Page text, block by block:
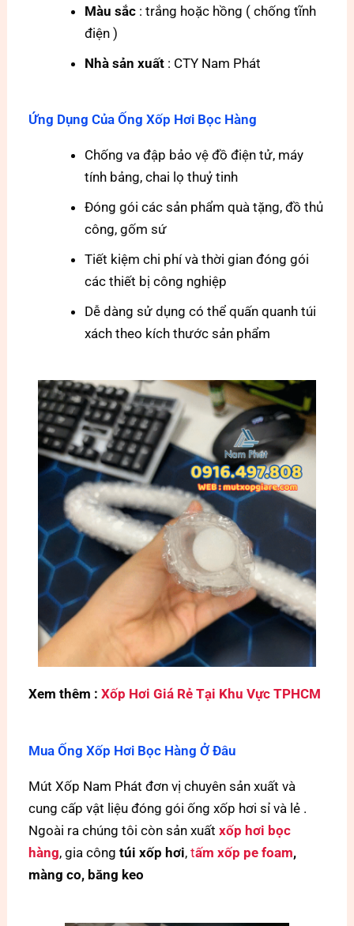
Màu sắc : trắng hoặc hồng ( chống tĩnh
điện )
Nhà sản xuất : CTY Nam Phát
Ứng Dụng Của Ống Xốp Hơi Bọc Hàng
Chống va đập bảo vệ đồ điện tử, máy
tính bảng, chai lọ thuỷ tinh
Đóng gói các sản phẩm quà tặng, đồ thủ
công, gốm sứ
Tiết kiệm chi phí và thời gian đóng gói
các thiết bị công nghiệp
Dễ dàng sử dụng có thể quấn quanh túi
xách theo kích thước sản phẩm
Xem thêm :Xốp Hơi Giá Rẻ Tại Khu Vực TPHCM
Mua Ống Xốp Hơi Bọc Hàng Ở Đâu
Mút Xốp Nam Phát đơn vị chuyên sản xuất và
cung cấp vật liệu đóng gói ống xốp hơi sỉ và lẻ .
Ngoài ra chúng tôi còn sản xuấtxốp hơi bọc
hàng, gia côngtúi xốp hơi,tấm xốp pe foam,
màng co, băng keo